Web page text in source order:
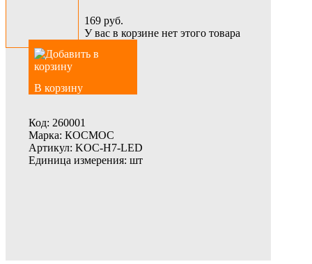
169 руб.
У вас в корзине нет этого товара
В корзину
Код: 260001
Марка: КОСМОС
Артикул: KOC-H7-LED
Единица измерения: шт